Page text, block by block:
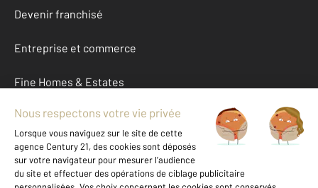
Devenir franchisé
Entreprise et commerce
Fine Homes & Estates
À propos
International
Nous contacter